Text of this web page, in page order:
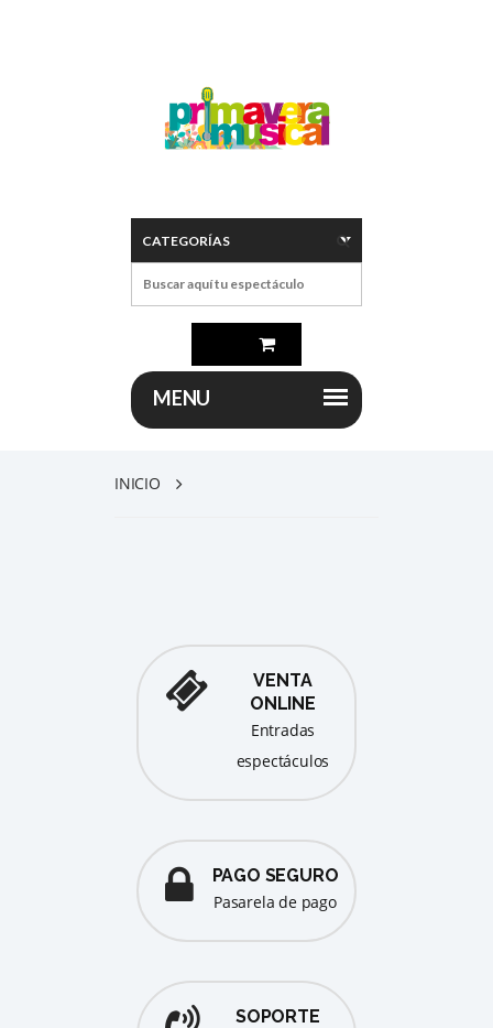
INICIO
VENTA
ONLINE
entradas
espectáculos
PAGO SEGURO
pasarela de pago
SOPORTE